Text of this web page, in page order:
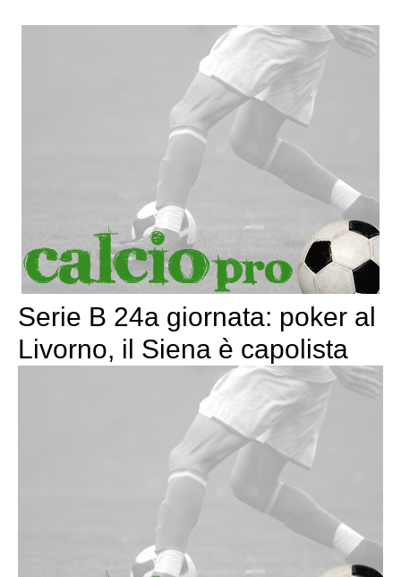
Serie B 24a giornata: poker al
Livorno, il Siena è capolista